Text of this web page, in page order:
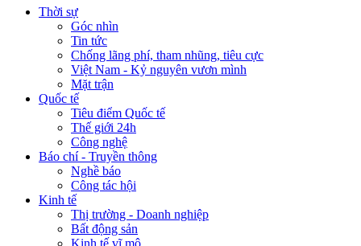
Thời sự
Góc nhìn
Tin tức
Chống lãng phí, tham nhũng, tiêu cực
Việt Nam - Kỷ nguyên vươn mình
Mặt trận
Quốc tế
Tiêu điểm Quốc tế
Thế giới 24h
Công nghệ
Báo chí - Truyền thông
Nghề báo
Công tác hội
Kinh tế
Thị trường - Doanh nghiệp
Bất động sản